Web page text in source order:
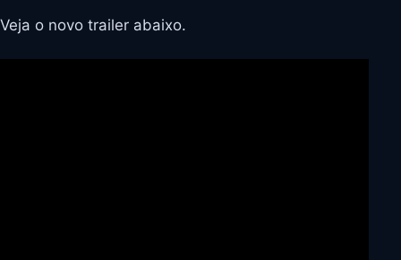
Veja o novo trailer abaixo.